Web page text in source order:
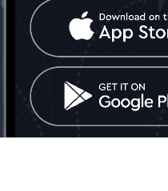
Контакт
Грузия: Тбилиси
Телефон: +442030340050
Email:info@mobinex.com